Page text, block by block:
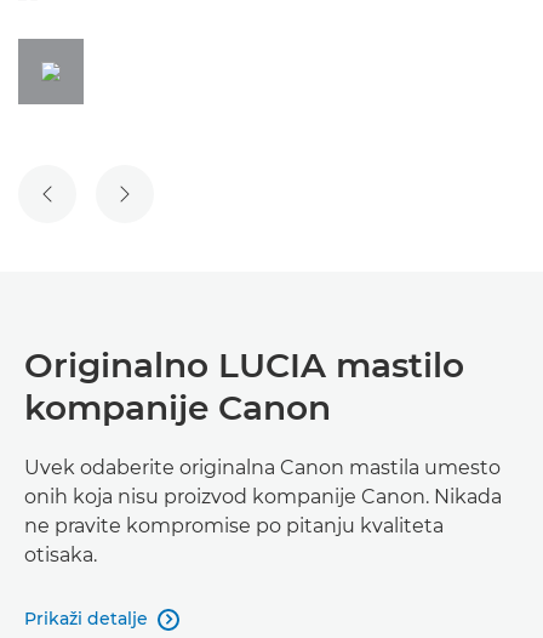
PRETHODNI SLAJD
SLEDEĆI SLAJD
Originalno LUCIA mastilo
kompanije Canon
Uvek odaberite originalna Canon mastila umesto
onih koja nisu proizvod kompanije Canon. Nikada
ne pravite kompromise po pitanju kvaliteta
otisaka.
Prikaži detalje 